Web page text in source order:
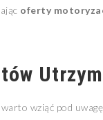
oferty
wziąć pod